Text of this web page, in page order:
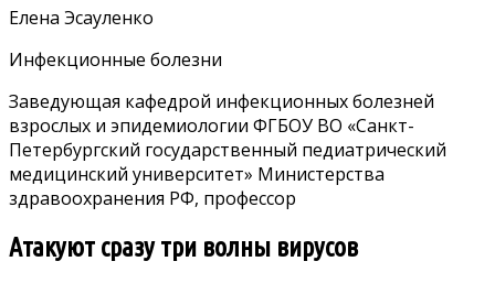
Елена Эсауленко
Инфекционные болезни
Заведующая кафедрой инфекционных болезней
взрослых и эпидемиологии ФГБОУ ВО «Санкт-
Петербургский государственный педиатрический
медицинский университет» Министерства
здравоохранения РФ, профессор
Атакуют сразу три волны вирусов